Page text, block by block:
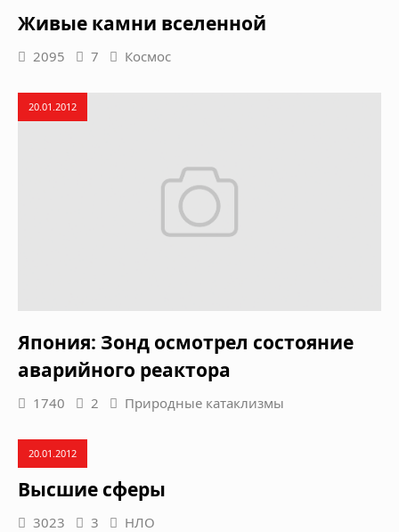
Живые камни вселенной
2095 7 Космос
20.01.2012
Япония: Зонд осмотрел состояние
аварийного реактора
1740 2 Природные катаклизмы
20.01.2012
Высшие сферы
3023 3 НЛО